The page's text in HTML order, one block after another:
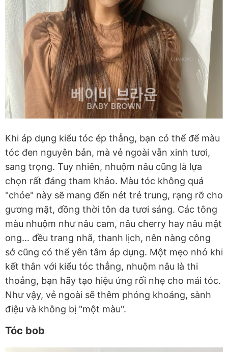
Khi áp dụng kiểu tóc ép thẳng, bạn có thể để màu
tóc đen nguyên bản, mà vẻ ngoài vẫn xinh tươi,
sang trọng. Tuy nhiên, nhuộm nâu cũng là lựa
chọn rất đáng tham khảo. Màu tóc không quá
"chóe" này sẽ mang đến nét trẻ trung, rạng rỡ cho
gương mặt, đồng thời tôn da tươi sáng. Các tông
màu nhuộm như nâu cam, nâu cherry hay nâu mật
ong… đều trang nhã, thanh lịch, nên nàng công
sở cũng có thể yên tâm áp dụng. Một mẹo nhỏ khi
kết thân với kiểu tóc thẳng, nhuộm nâu là thi
thoảng, bạn hãy tạo hiệu ứng rối nhẹ cho mái tóc.
Như vậy, vẻ ngoài sẽ thêm phóng khoáng, sành
điệu và không bị "một màu".
Tóc bob